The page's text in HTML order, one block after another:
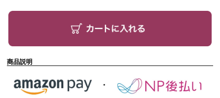
商品説明